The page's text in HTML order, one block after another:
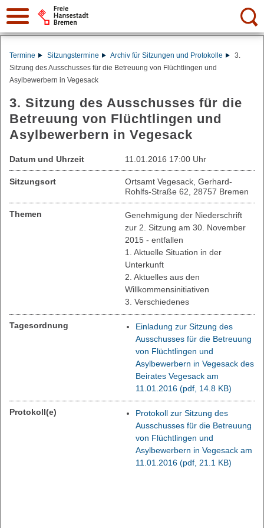
Suche:
Termine Sitzungstermine Archiv für Sitzungen und Protokolle
3.
Sitzung des Ausschusses für die Betreuung von Flüchtlingen und
Asylbewerbern in Vegesack
3. Sitzung des Ausschusses für die
Betreuung von Flüchtlingen und
Asylbewerbern in Vegesack
Datum und Uhrzeit 11.01.2016 17:00 Uhr
Sitzungsort
Ortsamt Vegesack, Gerhard-
Rohlfs-Straße 62, 28757 Bremen
Themen
Genehmigung der Niederschrift
zur 2. Sitzung am 30. November
2015 - entfallen
1. Aktuelle Situation in der
Unterkunft
2. Aktuelles aus den
Willkommensinitiativen
3. Verschiedenes
Tagesordnung
Einladung zur Sitzung des
Ausschusses für die Betreuung
von Flüchtlingen und
Asylbewerbern in Vegesack des
Beirates Vegesack am
11.01.2016 (pdf, 14.8 KB)
Protokoll(e)
Protokoll zur Sitzung des
Ausschusses für die Betreuung
von Flüchtlingen und
Asylbewerbern in Vegesack am
11.01.2016 (pdf, 21.1 KB)